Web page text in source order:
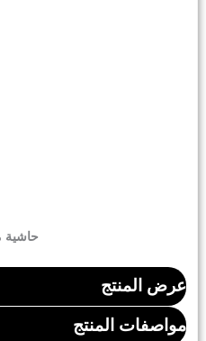
حاشية
عرض المنتج
مواصفات المنتج